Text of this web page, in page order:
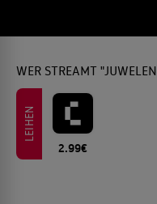
WER STREAMT
LEIHEN
2.99€